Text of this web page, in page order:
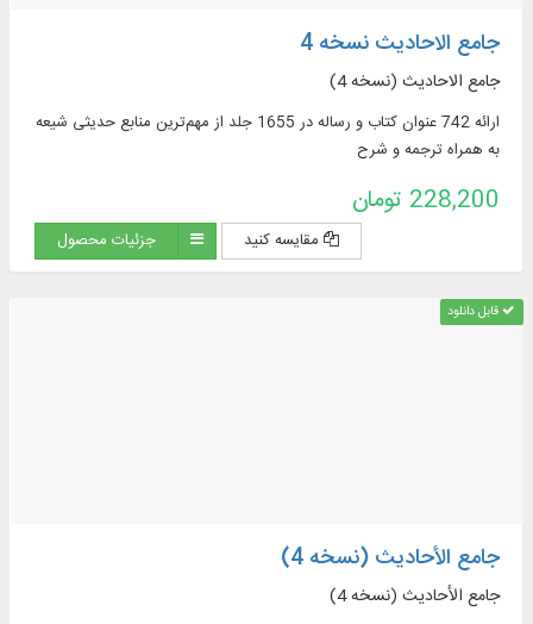
جامع الاحادیث نسخه 4
جامع الاحادیث (نسخه 4)
ارائه 742 عنوان کتاب و رساله در 1655 جلد از مهم‌ترین منابع حدیثی شیعه
به همراه ترجمه و شرح
228,200 تومان
مقایسه کنید جزئیات محصول
قابل دانلود
جامع الأحادیث (نسخه 4)
جامع الأحادیث (نسخه 4)